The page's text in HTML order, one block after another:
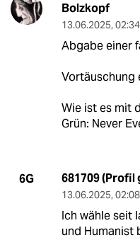
Bolzkopf
13.06.2025,
Abgabe einer
Vortäuschung
Wie ist es mit
Grün: Never
6G 681709 (Profil
13.06.2025,
Ich wähle seit
und Humanist